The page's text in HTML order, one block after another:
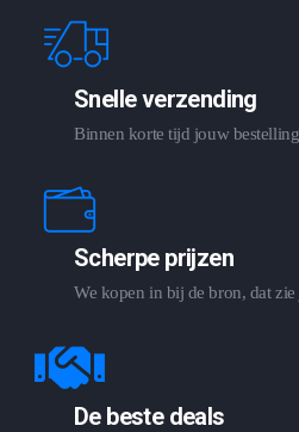
Snelle verzending
Binnen korte tijd jouw
Scherpe prijzen
We kopen in bij de bron, dat
De beste deals